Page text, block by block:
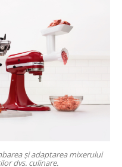
și adaptarea mixerului
dvs. culinare.